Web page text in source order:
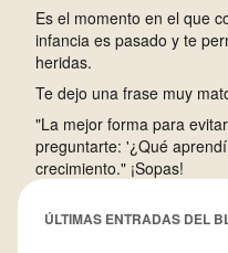
Es el momento en el que
infancia es pasado y te
heridas.
Te dejo una frase muy
"La mejor forma para
preguntarte: '¿Qué
crecimiento." ¡Sopas!
ÚLTIMAS ENTRADAS DEL